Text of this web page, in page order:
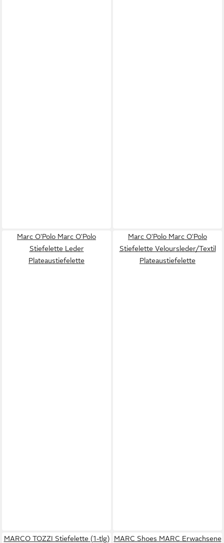
Marc O'Polo Marc O'Polo
Stiefelette Leder
Plateaustiefelette
Marc O'Polo Marc O'Polo
Stiefelette Veloursleder/Textil
Plateaustiefelette
MARCO TOZZI Stiefelette (1-tlg)
MARC Shoes MARC Erwachsene